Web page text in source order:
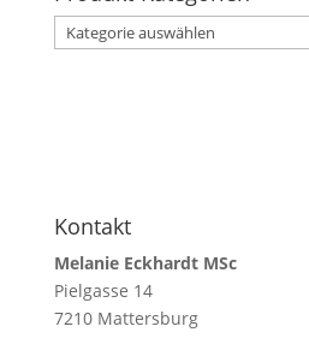
Kontakt
Melanie Eckhardt MSc
Pielgasse 14
7210 Mattersburg